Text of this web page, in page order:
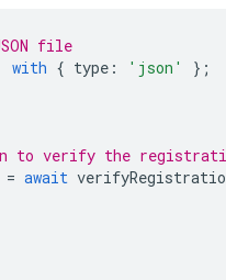
file
with { type : 'json' };
to verify the
= await